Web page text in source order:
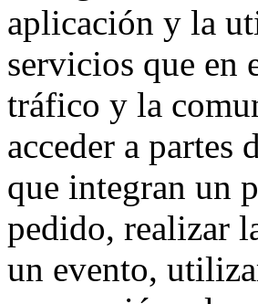
aplicación y la
servicios que en
tráfico y la
acceder a partes
que integran un
pedido, realizar
un evento,